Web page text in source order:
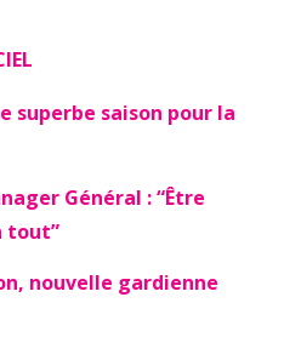
superbe saison pour la
Général : “Être
tout”
nouvelle gardienne